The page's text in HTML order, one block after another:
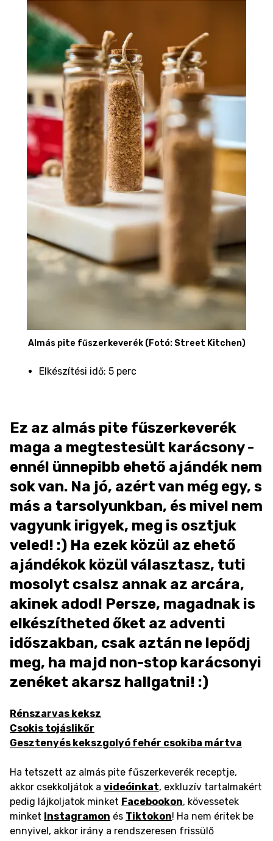
Almás pite fűszerkeverék (Fotó: Street Kitchen)
Elkészítési idő: 5 perc
Ez az almás pite fűszerkeverék
maga a megtestesült karácsony -
ennél ünnepibb ehető ajándék nem
sok van. Na jó, azért van még egy, s
más a tarsolyunkban, és mivel nem
vagyunk irigyek, meg is osztjuk
veled! :) Ha ezek közül az ehető
ajándékok közül választasz, tuti
mosolyt csalsz annak az arcára,
akinek adod! Persze, magadnak is
elkészítheted őket az adventi
időszakban, csak aztán ne lepődj
meg, ha majd non-stop karácsonyi
zenéket akarsz hallgatni! :)
Rénszarvas keksz
Csokis tojáslikőr
Gesztenyés kekszgolyó fehér csokiba mártva
Ha tetszett az almás pite fűszerkeverék receptje,
akkor csekkoljátok a videóinkat, exkluzív tartalmakért
pedig lájkoljatok minket Facebookon, kövessetek
minket Instagramon és Tiktokon! Ha nem éritek be
ennyivel, akkor irány a rendszeresen frissülő